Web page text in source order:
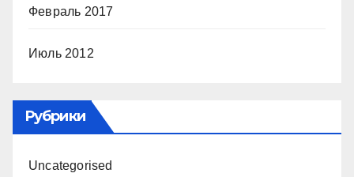
Февраль 2017
Июль 2012
Рубрики
Uncategorised